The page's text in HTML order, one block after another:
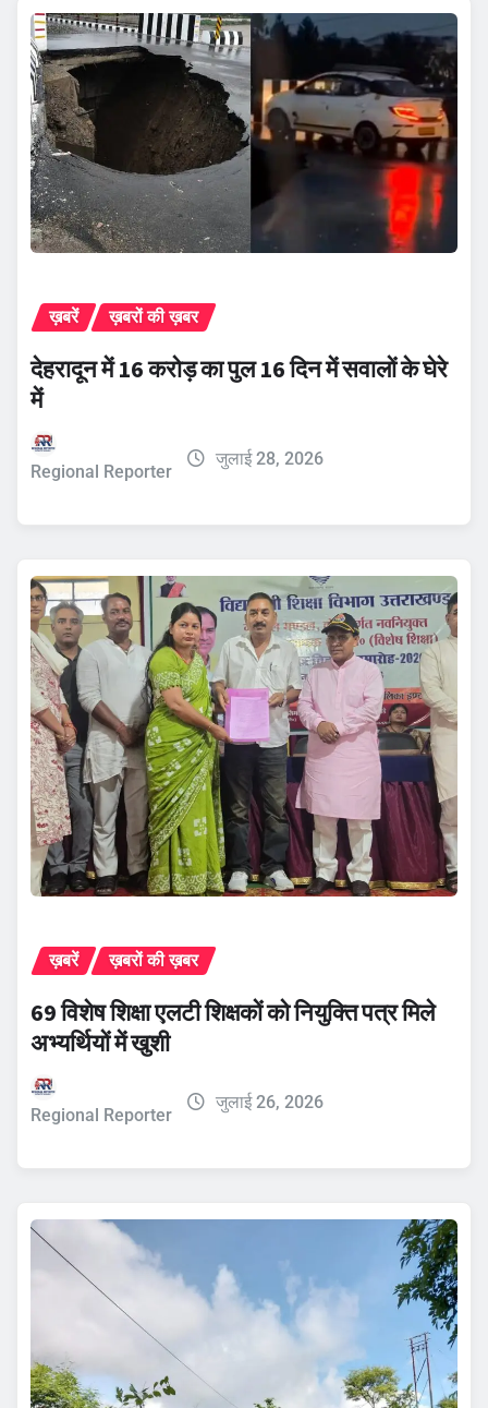
ख़बरें ख़बरों की ख़बर
देहरादून में 16 करोड़ का पुल 16 दिन में सवालों के घेरे
में
Regional Reporter
जुलाई 28, 2026
ख़बरें ख़बरों की ख़बर
69 विशेष शिक्षा एलटी शिक्षकों को नियुक्ति पत्र मिले
अभ्यर्थियों में खुशी
Regional Reporter
जुलाई 26, 2026